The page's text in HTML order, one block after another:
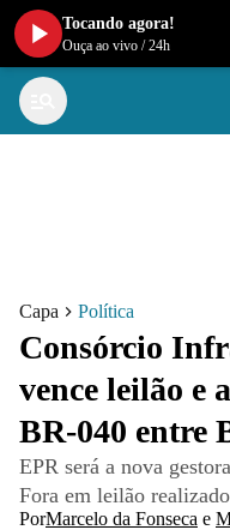
Capa Política
Consórcio
vence leilão e
BR-040 entre
EPR será a nova
Fora em leilão
PorMarcelo da Fonseca e
Tocando agora!
Ouça ao vivo /24h